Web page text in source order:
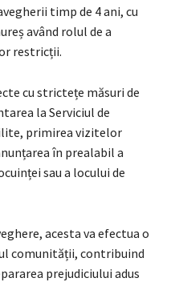
timp de 4 ani, cu
având rolul de a
restricții.
cu strictețe măsuri de
la Serviciul de
primirea vizitelor
în prealabil a
sau a locului de
acesta va efectua o
comunității, contribuind
prejudiciului adus